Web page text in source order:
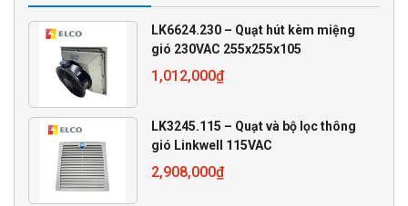
LK6624.230 – Quạt hút kèm miệng
gió 230VAC 255x255x105
1,012,000₫
LK3245.115 – Quạt và bộ lọc thông
gió Linkwell 115VAC
2,908,000₫